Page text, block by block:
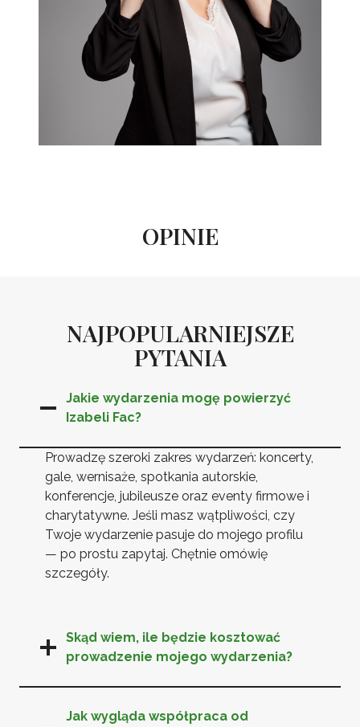
OPINIE
NAJPOPULARNIEJSZE
PYTANIA
Jakie wydarzenia mogę powierzyć
Izabeli Fac?
Prowadzę szeroki zakres wydarzeń: koncerty,
gale, wernisaże, spotkania autorskie,
konferencje, jubileusze oraz eventy firmowe i
charytatywne. Jeśli masz wątpliwości, czy
Twoje wydarzenie pasuje do mojego profilu
— po prostu zapytaj. Chętnie omówię
szczegóły.
Skąd wiem, ile będzie kosztować
prowadzenie mojego wydarzenia?
Jak wygląda współpraca od